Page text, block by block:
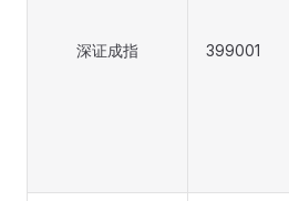
深证成指 399001